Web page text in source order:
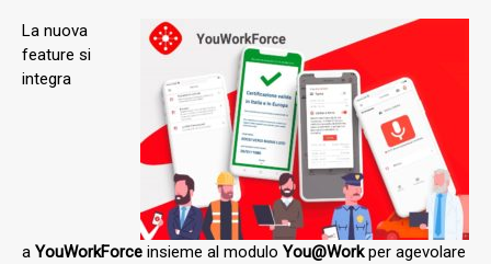
La nuova
feature si
integra
a YouWorkForce insieme al modulo You@Workper agevolare